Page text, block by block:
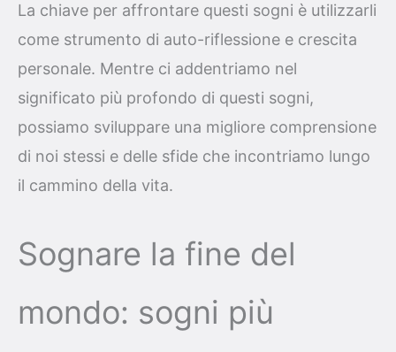
La chiave per affrontare questi sogni è utilizzarli
come strumento di auto-riflessione e crescita
personale. Mentre ci addentriamo nel
significato più profondo di questi sogni,
possiamo sviluppare una migliore comprensione
di noi stessi e delle sfide che incontriamo lungo
il cammino della vita.
Sognare la fine del
mondo: sogni più